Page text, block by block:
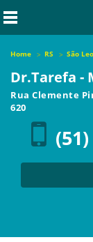
Home RS São
Dr.Tarefa -
Rua Clemente
620